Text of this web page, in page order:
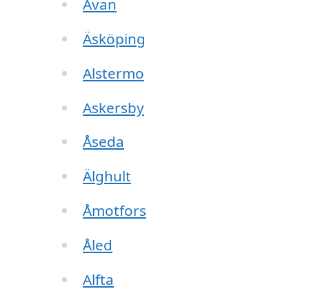
Avan
Äsköping
Alstermo
Askersby
Åseda
Älghult
Åmotfors
Åled
Alfta